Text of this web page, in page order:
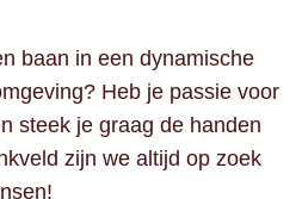
baan in een dynamische
Heb je passie voor
steek je graag de handen
zijn we altijd op zoek